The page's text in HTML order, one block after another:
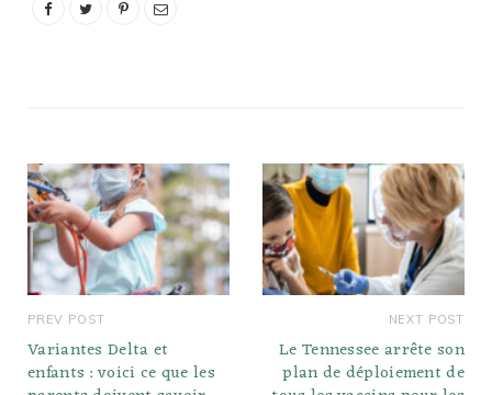
et suivre un régime riche
PREV POST
Variantes Delta et
enfants : voici ce que les
NEXT POST
Le Tennessee arrête son
plan de déploiement de